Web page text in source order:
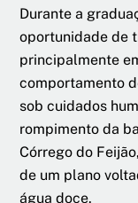
Durante a
oportunidade de
principalmente
comportamento
sob cuidados
rompimento da
Córrego do
de um plano
água doce.